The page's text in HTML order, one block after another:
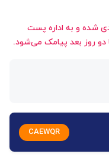
شده و به اداره پست
روز بعد پیامک می‌شود.
CAEWQR